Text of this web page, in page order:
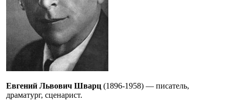
Евгений Львович Шварц (1896-1958) — писатель,
драматург, сценарист.